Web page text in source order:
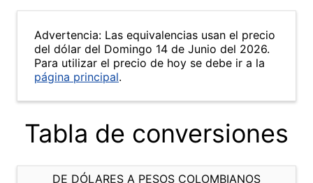
Advertencia: Las equivalencias usan el precio
del dólar del Domingo 14 de Junio del 2026.
Para utilizar el precio de hoy se debe ir a la
página principal.
Tabla de conversiones
DE DÓLARES A PESOS COLOMBIANOS